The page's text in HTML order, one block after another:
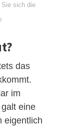
Sie sich die
das
im
eine
eigentlich